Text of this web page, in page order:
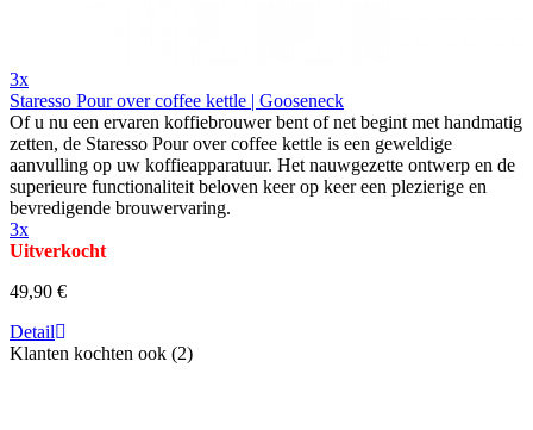
3x
Staresso Pour over coffee kettle | Gooseneck
Of u nu een ervaren koffiebrouwer bent of net begint met handmatig
zetten, de Staresso Pour over coffee kettle is een geweldige
aanvulling op uw koffieapparatuur. Het nauwgezette ontwerp en de
superieure functionaliteit beloven keer op keer een plezierige en
bevredigende brouwervaring.
3x
Uitverkocht
49,90 €
Detail
Klanten kochten ook (2)